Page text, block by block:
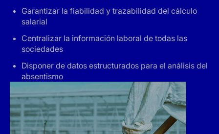
Garantizar la fiabilidad y trazabilidad del cálculo
salarial
Centralizar la información laboral de todas las
sociedades
Disponer de datos estructurados para el análisis del
absentismo